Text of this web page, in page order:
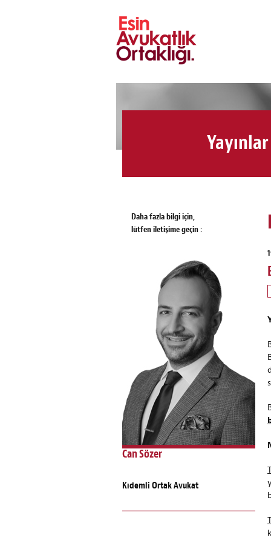
Yayınlar
Daha fazla bilgi için,
lütfen iletişime geçin :
Can Sözer
Kıdemli Ortak Avukat